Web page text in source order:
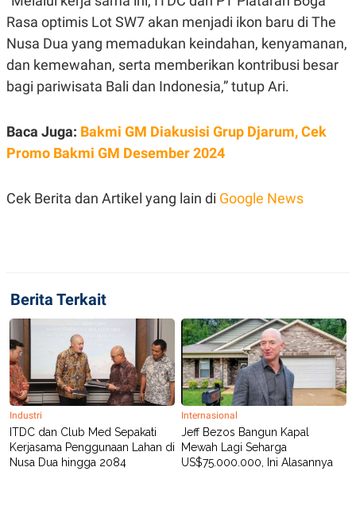
S
A
T
D
T
A
G
E
S
N
T
A
P
S
U
N
T
A
A
C
A
D
E
M
Y
E
S
S
E
L
E
A
S
E
.
I
D
LK
Rasa optimis Lot SW7 akan menjadi ikon baru di The
Nusa Dua yang memadukan keindahan, kenyamanan,
dan kemewahan, serta memberikan kontribusi besar
bagi pariwisata Bali dan Indonesia,” tutup Ari.
Baca Juga: Bakmi GM Diakusisi Grup Djarum, Cek
Promo Bakmi GM Desember 2024
Cek Berita dan Artikel yang lain di Google News
Berita Terkait
Industri
ITDC dan Club Med Sepakati
Kerjasama Penggunaan Lahan di
Nusa Dua hingga 2084
Internasional
Jeff Bezos Bangun Kapal
Mewah Lagi Seharga
US$75.000.000, Ini Alasannya